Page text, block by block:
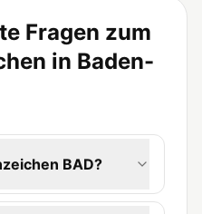
Fragen zum
in Baden-
BAD?